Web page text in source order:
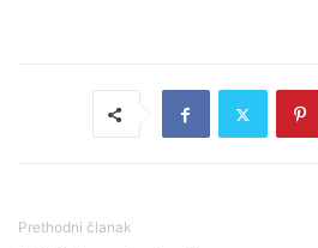
Prethodni članak